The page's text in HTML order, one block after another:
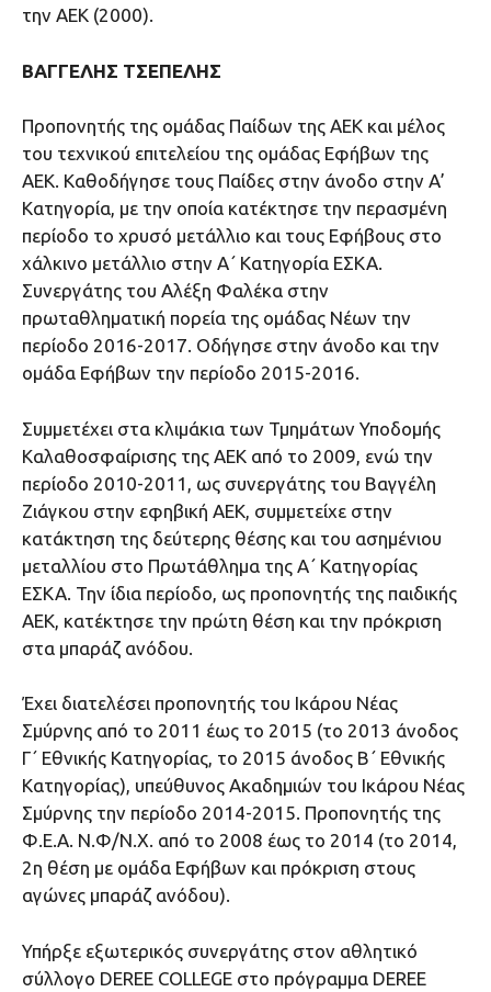
την ΑΕΚ (2000).
ΒΑΓΓΕΛΗΣ ΤΣΕΠΕΛΗΣ
Προπονητής της ομάδας Παίδων της ΑΕΚ και μέλος
του τεχνικού επιτελείου της ομάδας Εφήβων της
ΑΕΚ. Καθοδήγησε τους Παίδες στην άνοδο στην Α’
Κατηγορία, με την οποία κατέκτησε την περασμένη
περίοδο το χρυσό μετάλλιο και τους Εφήβους στο
χάλκινο μετάλλιο στην Α΄ Κατηγορία ΕΣΚΑ.
Συνεργάτης του Αλέξη Φαλέκα στην
πρωταθληματική πορεία της ομάδας Νέων την
περίοδο 2016-2017. Οδήγησε στην άνοδο και την
ομάδα Εφήβων την περίοδο 2015-2016.
Συμμετέχει στα κλιμάκια των Τμημάτων Υποδομής
Καλαθοσφαίρισης της ΑΕΚ από το 2009, ενώ την
περίοδο 2010-2011, ως συνεργάτης του Βαγγέλη
Ζιάγκου στην εφηβική ΑΕΚ, συμμετείχε στην
κατάκτηση της δεύτερης θέσης και του ασημένιου
μεταλλίου στο Πρωτάθλημα της Α΄ Κατηγορίας
ΕΣΚΑ. Την ίδια περίοδο, ως προπονητής της παιδικής
ΑΕΚ, κατέκτησε την πρώτη θέση και την πρόκριση
στα μπαράζ ανόδου.
Έχει διατελέσει προπονητής του Ικάρου Νέας
Σμύρνης από το 2011 έως το 2015 (το 2013 άνοδος
Γ΄ Εθνικής Κατηγορίας, το 2015 άνοδος Β΄ Εθνικής
Κατηγορίας), υπεύθυνος Ακαδημιών του Ικάρου Νέας
Σμύρνης την περίοδο 2014-2015. Προπονητής της
Φ.Ε.Α. Ν.Φ/Ν.Χ. από το 2008 έως το 2014 (το 2014,
2η θέση με ομάδα Εφήβων και πρόκριση στους
αγώνες μπαράζ ανόδου).
Υπήρξε εξωτερικός συνεργάτης στον αθλητικό
σύλλογο DEREE COLLEGE στο πρόγραμμα DEREE